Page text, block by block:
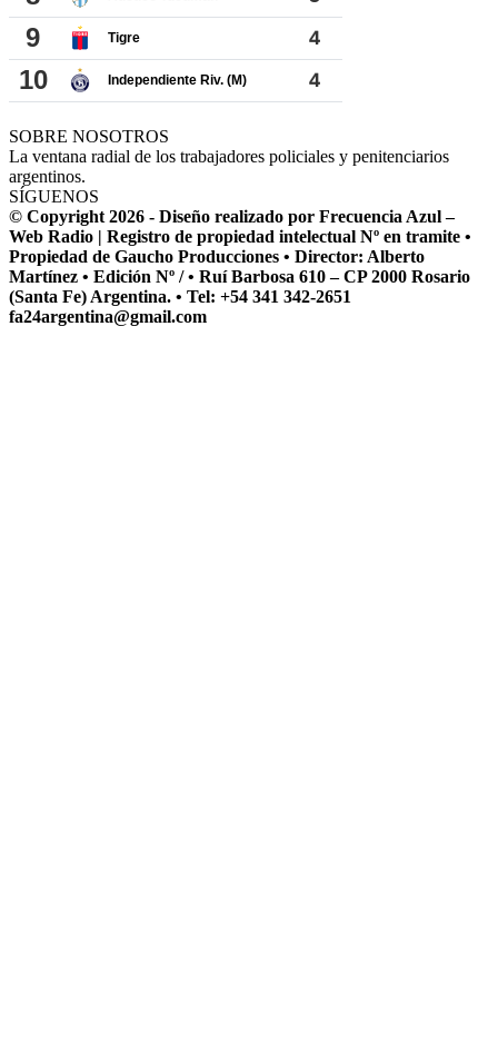
SOBRE NOSOTROS
La ventana radial de los trabajadores policiales y penitenciarios
argentinos.
SÍGUENOS
© Copyright 2026 - Diseño realizado por Frecuencia Azul –
Web Radio | Registro de propiedad intelectual Nº en tramite •
Propiedad de Gaucho Producciones • Director: Alberto
Martínez • Edición Nº / • Ruí Barbosa 610 – CP 2000 Rosario
(Santa Fe) Argentina. • Tel: +54 341 342-2651
fa24argentina@gmail.com